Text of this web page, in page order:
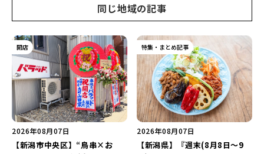
同じ地域の記事
開店
2026年08月07日
【新潟市中央区】“鳥串×お
特集・まとめ記事
2026年08月07日
【新潟県】『週末(8月8日～9